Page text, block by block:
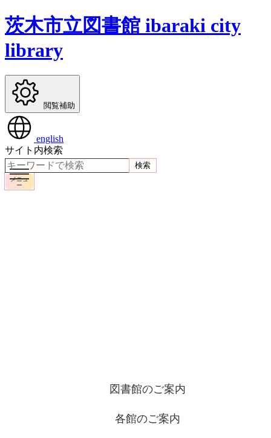
茨木市立図書館 ibaraki city
library
閲覧補助
english
サイト内検索
検索
メニュ
ー
図書館のご案内
各館のご案内